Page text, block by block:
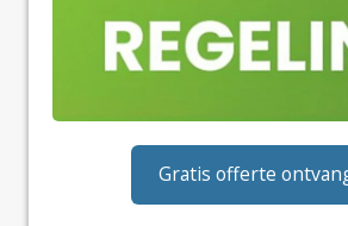
Gratis offerte